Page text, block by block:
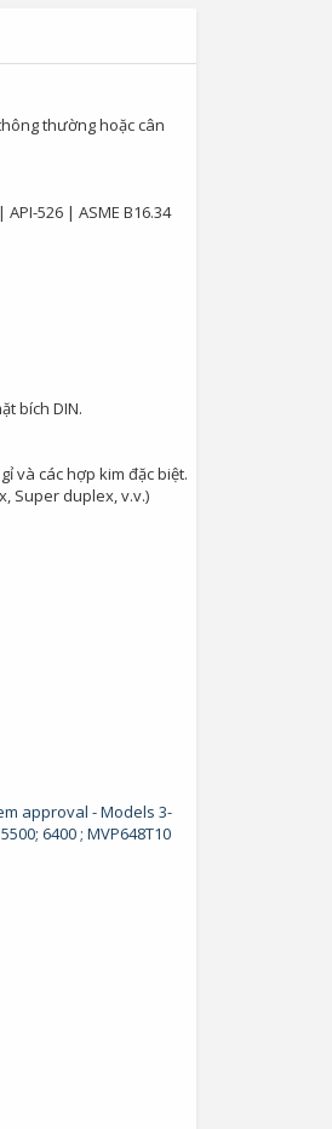
thường hoặc cân
API-526 | ASME B16.34
bích DIN.
và các hợp kim đặc biệt.
Super duplex, v.v.)
approval - Models 3-
6400 ; MVP648T10